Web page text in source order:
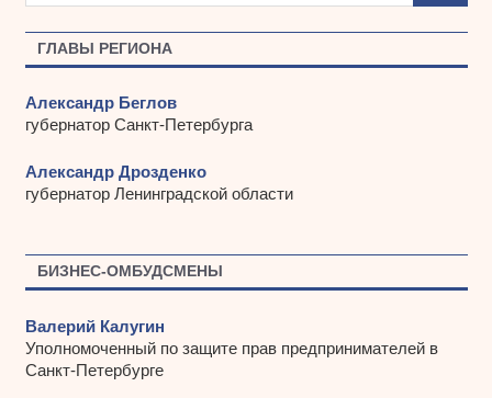
ГЛАВЫ РЕГИОНА
Александр Беглов
губернатор Санкт-Петербурга
Александр Дрозденко
губернатор Ленинградской области
БИЗНЕС-ОМБУДСМЕНЫ
Валерий Калугин
Уполномоченный по защите прав предпринимателей в
Санкт-Петербурге
ы